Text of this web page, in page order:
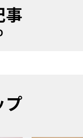
事
プ